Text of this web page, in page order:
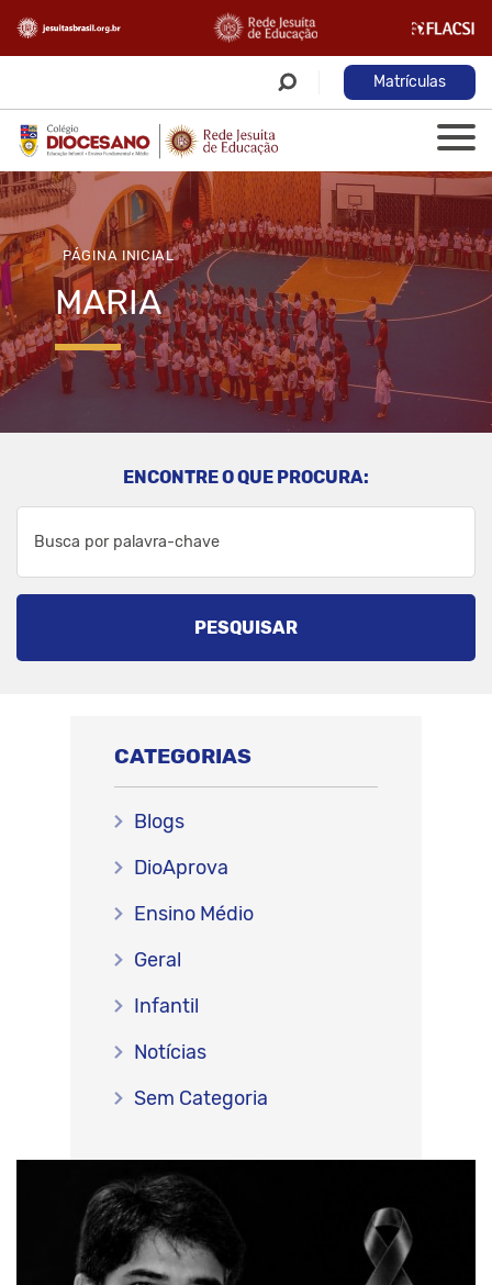
Matrículas
PÁGINA INICIAL
MARIA
ENCONTRE O QUE PROCURA:
PESQUISAR
CATEGORIAS
Blogs
DioAprova
Ensino Médio
Geral
Infantil
Notícias
Sem Categoria